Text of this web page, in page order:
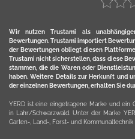
Wir nutzen Trustami als
Bewertungen. Trustami importiert
der Bewertungen obliegt diesen
Trustami nicht sicherstellen, dass diese
stammen, die die Waren oder
haben. Weitere Details zur Herkunft und
der einzelnen Bewertungen, erhalten Sie
YERD ist eine eingetragene Marke und ein
in Lahr/Schwarzwald. Unter der Marke
Garten-, Land-, Forst- und